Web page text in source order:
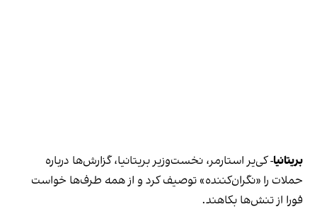
بریتانیا- کی‌یر استارمر، نخست‌وزیر بریتانیا، گزارش‌ها درباره
حملات را «نگران‌کننده» توصیف کرد و از همه طرف‌ها خواست
فورا از تنش‌ها بکاهند.